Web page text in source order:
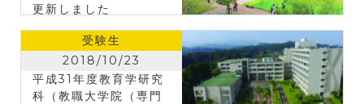
更新しました
受験生
2018/10/23
平成31年度教育学研究
科（教職大学院（専門